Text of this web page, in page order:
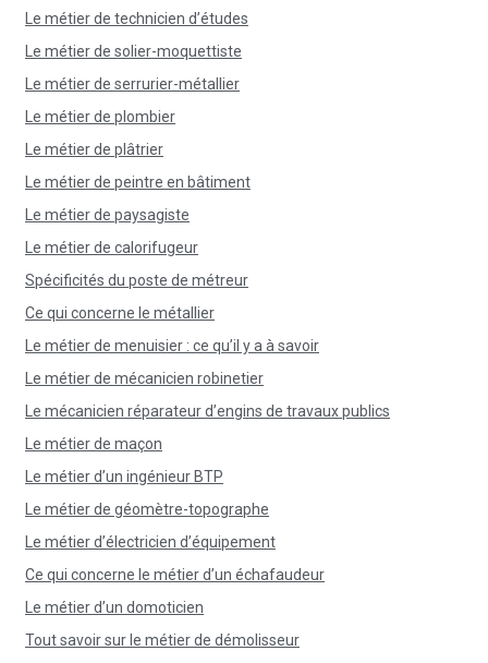
Le métier de technicien d’études
Le métier de solier-moquettiste
Le métier de serrurier-métallier
Le métier de plombier
Le métier de plâtrier
Le métier de peintre en bâtiment
Le métier de paysagiste
Le métier de calorifugeur
Spécificités du poste de métreur
Ce qui concerne le métallier
Le métier de menuisier : ce qu’il y a à savoir
Le métier de mécanicien robinetier
Le mécanicien réparateur d’engins de travaux publics
Le métier de maçon
Le métier d’un ingénieur BTP
Le métier de géomètre-topographe
Le métier d’électricien d’équipement
Ce qui concerne le métier d’un échafaudeur
Le métier d’un domoticien
Tout savoir sur le métier de démolisseur